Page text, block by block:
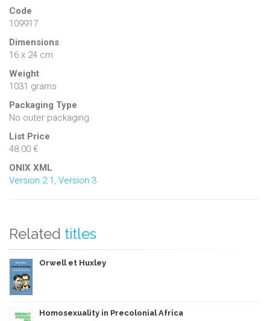
Code
109917
Dimensions
16 x 24 cm
Weight
1031 grams
Packaging Type
No outer packaging
List Price
48.00 €
ONIX XML
Version 2.1 Version 3
Related titles
Orwell et Huxley
Homosexuality in Precolonial Africa